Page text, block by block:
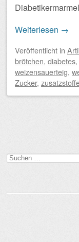
Weiterlesen →
Veröffentlicht in
brötchen, diabetes,
weizensauerteig,
Zucker,
Suchen
nach: